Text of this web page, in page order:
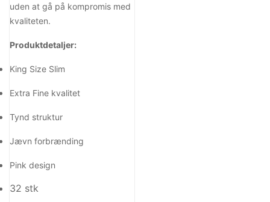
uden at gå på kompromis med
kvaliteten.
Produktdetaljer:
King Size Slim
Extra Fine kvalitet
Tynd struktur
Jævn forbrænding
Pink design
32 stk